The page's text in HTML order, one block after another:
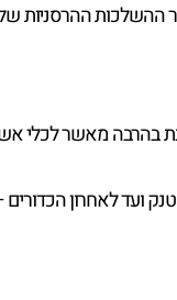
ההשלכות
מאשר לכלי אשר
ועד לאחרון